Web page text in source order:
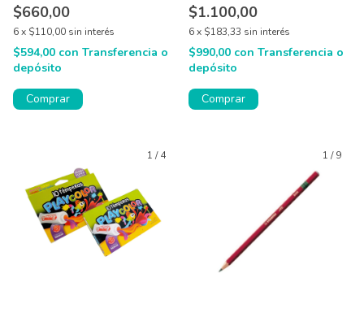
$660,00
6x $110,00 sin interés
$594,00 con Transferencia o
depósito
Comprar
$1.100,00
6x $183,33 sin interés
$990,00 con Transferencia o
depósito
Comprar
1 /4 1 /9